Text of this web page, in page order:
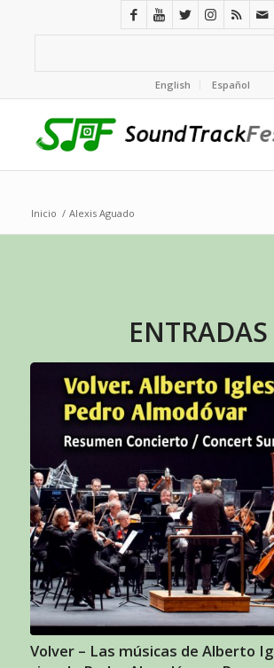
English Español
Inicio / Alexis Aguado
ENTRADAS
Volver – Las músicas de Alberto